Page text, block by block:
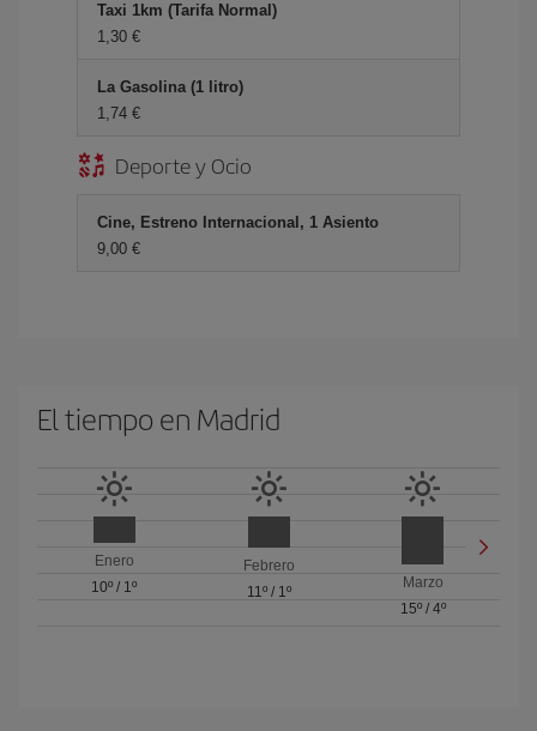
Taxi 1km (Tarifa Normal)
1,30 €
La Gasolina (1 litro)
1,74 €
Deporte y Ocio
Cine, Estreno Internacional, 1 Asiento
9,00 €
El tiempo en Madrid
Enero
10º / 1º
Febrero
11º/ 1º
Marzo
15º/ 4º